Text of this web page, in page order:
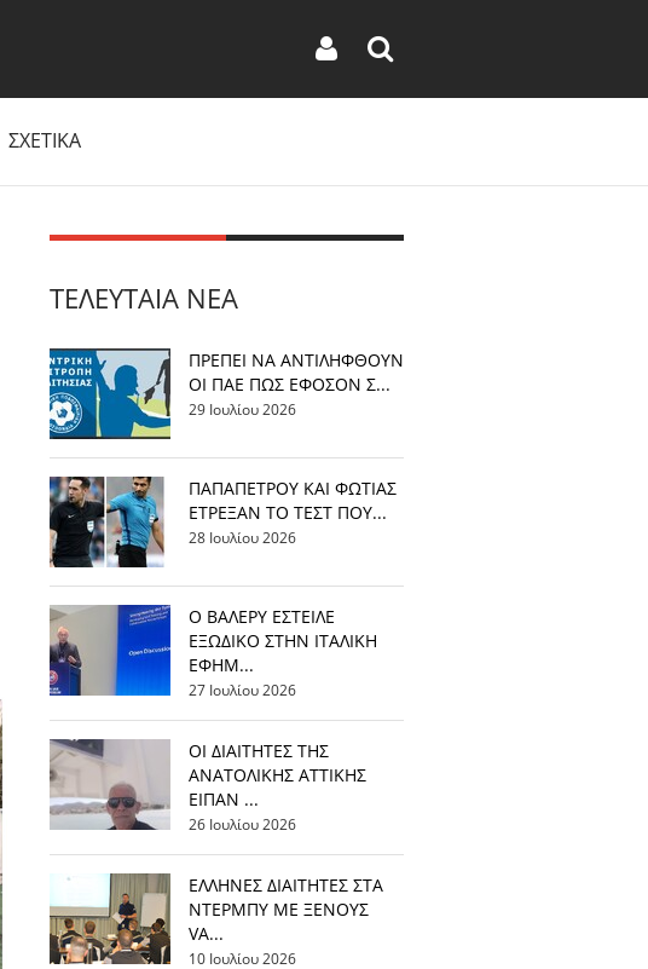
ΣΧΕΤΙΚΑ
ΤΕΛΕΥΤΑΊΑ ΝΈΑ
ΠΡΕΠΕΙ ΝΑ ΑΝΤΙΛΗΦΘΟΥΝ
ΟΙ ΠΑΕ ΠΩΣ ΕΦΟΣΟΝ Σ...
29 Ιουλίου 2026
ΠΑΠΑΠΕΤΡΟΥ ΚΑΙ ΦΩΤΙΑΣ
ΕΤΡΕΞΑΝ ΤΟ ΤΕΣΤ ΠΟΥ...
28 Ιουλίου 2026
Ο ΒΑΛΕΡΥ ΕΣΤΕΙΛΕ
ΕΞΩΔΙΚΟ ΣΤΗΝ ΙΤΑΛΙΚΗ
ΕΦΗΜ...
27 Ιουλίου 2026
ΟΙ ΔΙΑΙΤΗΤΕΣ ΤΗΣ
ΑΝΑΤΟΛΙΚΗΣ ΑΤΤΙΚΗΣ
ΕΙΠΑΝ ...
26 Ιουλίου 2026
EΛΛΗΝΕΣ ΔΙΑΙΤΗΤΕΣ ΣΤΑ
ΝΤΕΡΜΠΥ ΜΕ ΞΕΝΟΥΣ
VA...
10 Ιουλίου 2026